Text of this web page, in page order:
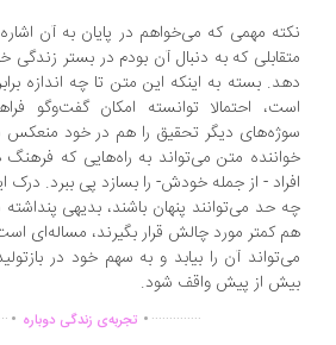
مهمی که می‌خواهم در پایان به آن اشاره کنم
که به دنبال آن بودم در بستر زندگی
بسته به اینکه این متن تا چه اندازه
احتمالا توانسته امکان گفت‌وگو فراهم
دیگر تحقیق را هم در خود منعکس سازد.
متن می‌تواند به راه‌هایی که فرهنگ هویت
- از جمله خودش- را بسازد پی ببرد. درک این نکته
حد می‌توانند پنهان باشند، بدیهی پنداشته
کمتر مورد چالش قرار بگیرند، مساله‌ای است که
آن را بیابد و به سهم خود در بازتولید
از پیش واقف شود.
............... .تجربه‌ی زندگی دوباره ...............